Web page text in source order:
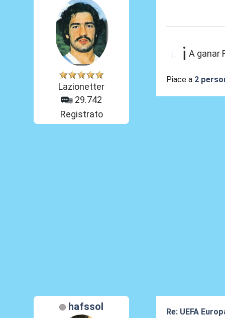
Lazionetter
29.742
Registrato
, ¡ A ganar
Piace a 2
hafssol
Re: UEFA